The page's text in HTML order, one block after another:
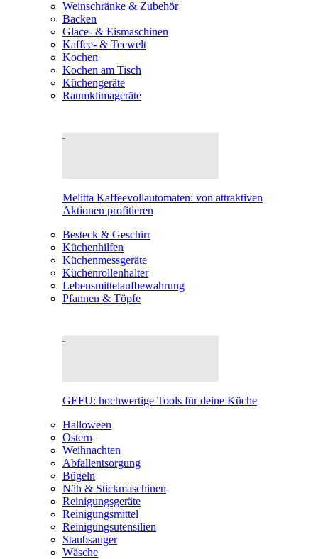
Weinschränke & Zubehör
Backen
Glace- & Eismaschinen
Kaffee- & Teewelt
Kochen
Kochen am Tisch
Küchengeräte
Raumklimageräte
Melitta Kaffeevollautomaten: von attraktiven
Aktionen profitieren
Besteck & Geschirr
Küchenhilfen
Küchenmessgeräte
Küchenrollenhalter
Lebensmittelaufbewahrung
Pfannen & Töpfe
GEFU: hochwertige Tools für deine Küche
Halloween
Ostern
Weihnachten
Abfallentsorgung
Bügeln
Näh & Stickmaschinen
Reinigungsgeräte
Reinigungsmittel
Reinigungsutensilien
Staubsauger
Wäsche